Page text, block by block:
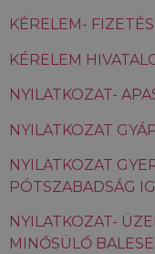
KÉRELEM-
KÉRELEM
NYILATKOZAT-
NYILATKOZAT
NYILATKOZAT
PÓTSZABADSÁG
NYILATKOZAT-
MINŐSÜLŐ